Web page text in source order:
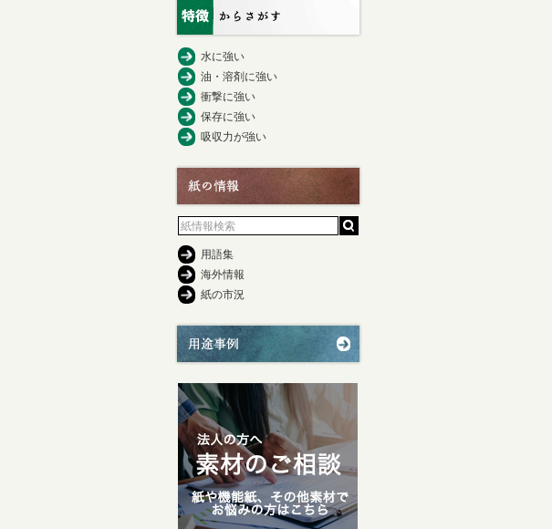
水に強い
油・溶剤に強い
衝撃に強い
保存に強い
吸収力が強い
用語集
海外情報
紙の市況